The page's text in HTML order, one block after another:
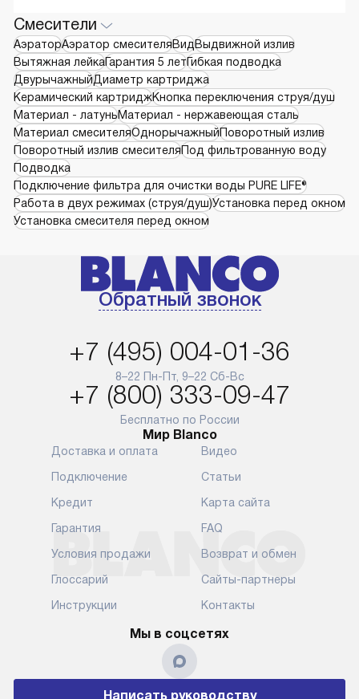
Смесители
АэраторАэратор смесителяВидВыдвижной излив
Вытяжная лейкаГарантия 5 летГибкая подводка
ДвурычажныйДиаметр картриджа
Керамический картриджКнопка переключения струя/душ
Материал - латуньМатериал - нержавеющая сталь
Материал смесителяОднорычажныйПоворотный излив
Поворотный излив смесителяПод фильтрованную воду
Подводка
Подключение фильтра для очистки воды PURE LIFE®
Работа в двух режимах (струя/душ)Установка перед окном
Установка смесителя перед окном
Обратный звонок
+7 (495) 004-01-36
8–22 Пн-Пт, 9–22 Сб-Вс
+7 (800) 333-09-47
Бесплатно по России
Мир Blanco
Доставка и оплата
Подключение
Кредит
Гарантия
Условия продажи
Глоссарий
Инструкции
Видео
Статьи
Карта сайта
FAQ
Возврат и обмен
Сайты-партнеры
Контакты
Мы в соцсетях
Написать руководству